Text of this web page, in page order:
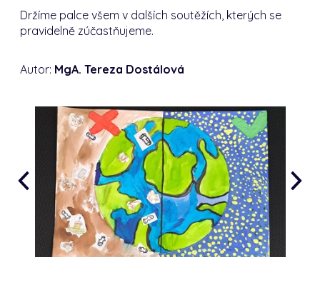
Držíme palce všem v dalších soutěžích, kterých se
pravidelně zúčastňujeme.
Autor: MgA. Tereza Dostálová